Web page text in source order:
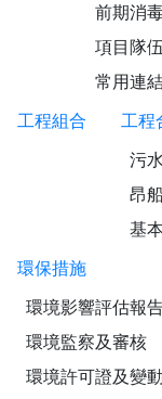
前期消
項目隊伍
常用連
工程組合
工程
污
昂
基
環保措施
環境影響評估報
環境監察及審核
環境許可證及變動